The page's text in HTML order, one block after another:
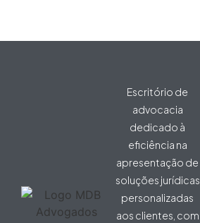
Escritório de
advocacia
dedicado à
eficiência na
apresentação de
soluções jurídicas
personalizadas
aos clientes, com